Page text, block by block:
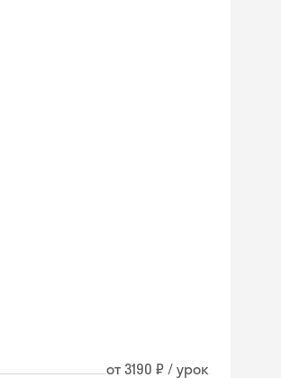
от 3190 ₽ / урок